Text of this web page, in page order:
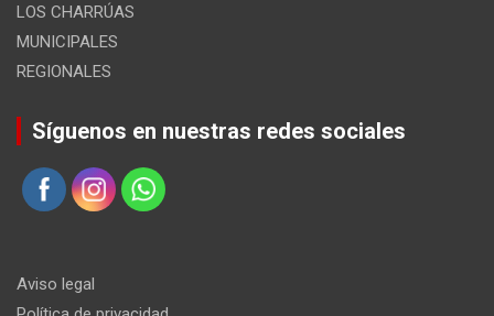
LOS CHARRÚAS
MUNICIPALES
REGIONALES
Síguenos en nuestras redes sociales
Aviso legal